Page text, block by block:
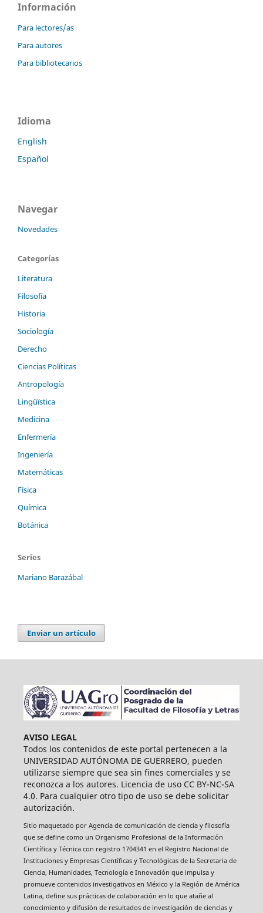
Información
Para lectores/as
Para autores
Para bibliotecarios
Idioma
English
Español
Navegar
Novedades
Categorías
Literatura
Filosofía
Historia
Sociología
Derecho
Ciencias Políticas
Antropología
Lingüïstica
Medicina
Enfermería
Ingeniería
Matemáticas
Física
Química
Botánica
Series
Mariano Barazábal
Enviar un artículo
AVISO LEGAL
Todos los contenidos de este portal pertenecen a la
UNIVERSIDAD AUTÓNOMA DE GUERRERO, pueden
utilizarse siempre que sea sin fines comerciales y se
reconozca a los autores. Licencia de uso CC BY-NC-SA
4.0. Para cualquier otro tipo de uso se debe solicitar
autorización.
Sitio maquetado por Agencia de comunicación de ciencia y filosofía
que se define como un Organismo Profesional de la Información
Científica y Técnica con registro 1704341 en el Registro Nacional de
Instituciones y Empresas Científicas y Tecnológicas de la Secretaria de
Ciencia, Humanidades, Tecnología e Innovación que impulsa y
promueve contenidos investigativos en México y la Región de América
Latina, define sus prácticas de colaboración en lo que atañe al
conocimiento y difusión de resultados de investigación de ciencias y